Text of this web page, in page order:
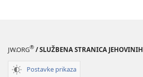
JW.ORG® / SLUŽBENA STRANICA JEHOVINIH
Postavke prikaza